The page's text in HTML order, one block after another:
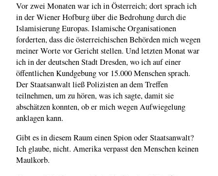
Vor zwei Monaten war ich in Österreich; dort sprach ich
in der Wiener Hofburg über die Bedrohung durch die
Islamisierung Europas. Islamische Organisationen
forderten, dass die österreichischen Behörden mich wegen
meiner Worte vor Gericht stellen. Und letzten Monat war
ich in der deutschen Stadt Dresden, wo ich auf einer
öffentlichen Kundgebung vor 15.000 Menschen sprach.
Der Staatsanwalt ließ Polizisten an dem Treffen
teilnehmen, um zu hören, was ich sagte, damit sie
abschätzen konnten, ob er mich wegen Aufwiegelung
anklagen kann.
Gibt es in diesem Raum einen Spion oder Staatsanwalt?
Ich glaube, nicht. Amerika verpasst den Menschen keinen
Maulkorb.